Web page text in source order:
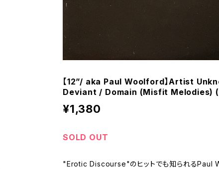
【12”/ aka Paul Woolford】Artist
Deviant / Domain (Misfit Melodies)
¥1,380
SOLD OUT
"Erotic Discourse"のヒットでも知られるPaul